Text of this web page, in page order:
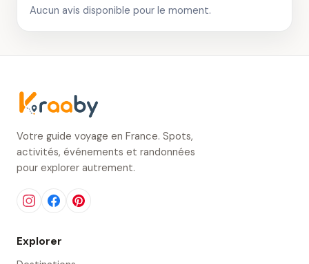
Aucun avis disponible pour le moment.
Votre guide voyage en France. Spots,
activités, événements et randonnées
pour explorer autrement.
Explorer